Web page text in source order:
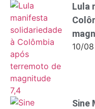
Lula
10/08
Sine